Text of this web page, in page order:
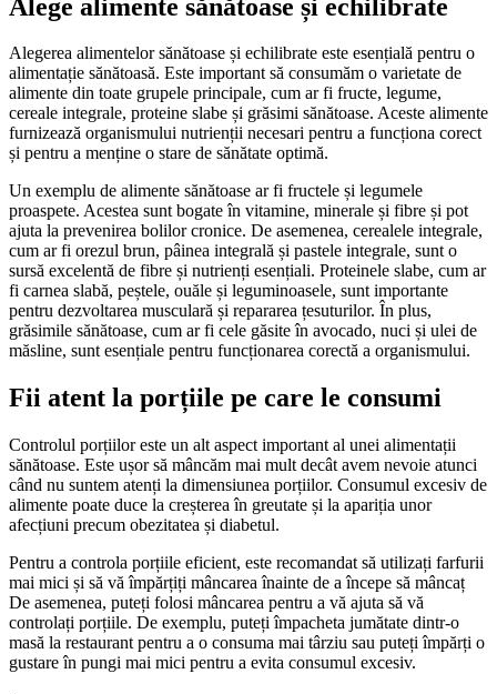
Alege alimente sănătoase și echilibrate
Alegerea alimentelor sănătoase și echilibrate este esențială pentru o
alimentație sănătoasă. Este important să consumăm o varietate de
alimente din toate grupele principale, cum ar fi fructe, legume,
cereale integrale, proteine slabe și grăsimi sănătoase. Aceste alimente
furnizează organismului nutrienții necesari pentru a funcționa corect
și pentru a menține o stare de sănătate optimă.
Un exemplu de alimente sănătoase ar fi fructele și legumele
proaspete. Acestea sunt bogate în vitamine, minerale și fibre și pot
ajuta la prevenirea bolilor cronice. De asemenea, cerealele integrale,
cum ar fi orezul brun, pâinea integrală și pastele integrale, sunt o
sursă excelentă de fibre și nutrienți esențiali. Proteinele slabe, cum ar
fi carnea slabă, peștele, ouăle și leguminoasele, sunt importante
pentru dezvoltarea musculară și repararea țesuturilor. În plus,
grăsimile sănătoase, cum ar fi cele găsite în avocado, nuci și ulei de
măsline, sunt esențiale pentru funcționarea corectă a organismului.
Fii atent la porțiile pe care le consumi
Controlul porțiilor este un alt aspect important al unei alimentații
sănătoase. Este ușor să mâncăm mai mult decât avem nevoie atunci
când nu suntem atenți la dimensiunea porțiilor. Consumul excesiv de
alimente poate duce la creșterea în greutate și la apariția unor
afecțiuni precum obezitatea și diabetul.
Pentru a controla porțiile eficient, este recomandat să utilizați farfurii
mai mici și să vă împărțiți mâncarea înainte de a începe să mâncaț
De asemenea, puteți folosi mâncarea pentru a vă ajuta să vă
controlați porțiile. De exemplu, puteți împacheta jumătate dintr-o
masă la restaurant pentru a o consuma mai târziu sau puteți împărți o
gustare în pungi mai mici pentru a evita consumul excesiv.